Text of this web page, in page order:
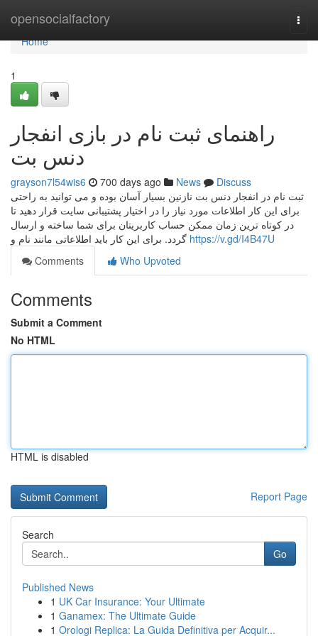
opensocialfactory
Home
Home
1
راهنمای ثبت نام در بازی انفجار
دنس بت
grayson7l54wis6 700 days ago News
Discuss
ثبت نام در انفجار دنس بت نازنین بسیار آسان بوده و می توانید به راحتی
برای این کار اطلاعات مورد نیاز را در اختیار پشتیبانی سایت قرار دهید تا
در کوتاه ترین زمان ممکن حساب کاربریتان برای شما ساخته و ارسال
https://v.gd/I4B47U
Comments
Who Upvoted
Comments
Submit a Comment
No HTML
HTML is disabled
Report Page
Search
Go
Published News
1 UK Car Insurance: Your Ultimate
1 Ganamex: The Ultimate Guide
1 Orologi Replica: La Guida Definitiva per Acquir...